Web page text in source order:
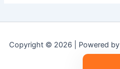
Copyright © 2026 | Powered by